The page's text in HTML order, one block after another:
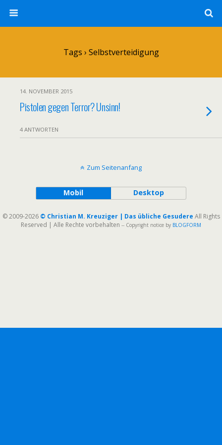
Tags › Selbstverteidigung
14. NOVEMBER 2015
Pistolen gegen Terror? Unsinn!
4 ANTWORTEN
Zum Seitenanfang
Mobil Desktop
© 2009-2026 © Christian M. Kreuziger | Das übliche Gesudere All Rights
Reserved | Alle Rechte vorbehalten -- Copyright notice by BLOGFORM